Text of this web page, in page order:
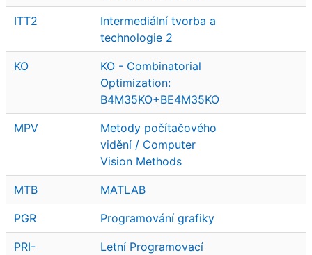
ITT2
Intermediální tvorba a
technologie 2
KO
KO - Combinatorial
Optimization:
B4M35KO+BE4M35KO
MPV
Metody počítačového
vidění / Computer
Vision Methods
MTB MATLAB
PGR Programování grafiky
PRI-
Letní Programovací